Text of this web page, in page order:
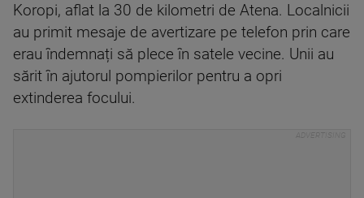
Koropi, aflat la 30 de kilometri de Atena. Localnicii
au primit mesaje de avertizare pe telefon prin care
erau îndemnați să plece în satele vecine. Unii au
sărit în ajutorul pompierilor pentru a opri
extinderea focului.